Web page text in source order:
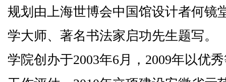
规划由上海世博会中国馆设计者何镜
学大师、著名书法家启功先生题写。
学院创办于2003年6月，2009年以优